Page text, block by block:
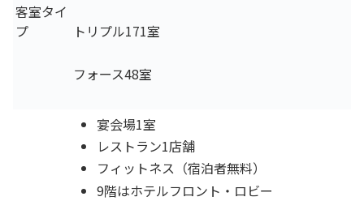
客室タイ
プ
トリプル171室
フォース48室
宴会場1室
レストラン1店舗
フィットネス（宿泊者無料）
9階はホテルフロント・ロビー